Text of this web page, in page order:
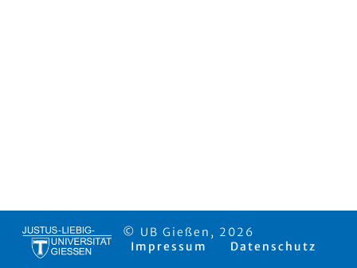
© UB Gießen, 2026
Impressum
Datenschutz